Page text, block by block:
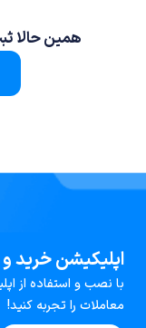
همین حالا
اپلیکیشن خرید
با نصب و استفاده از
معاملات را تجربه کنید!